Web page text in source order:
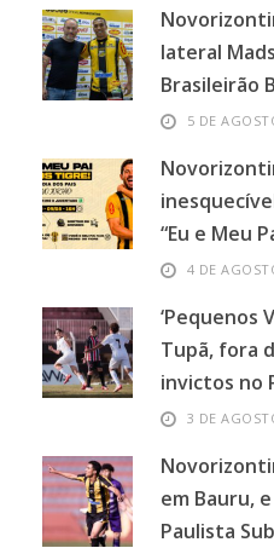
lateral
Brasileirão B
5 DE
“Eu e Meu
4 DE
‘Pequenos
Tupã, fora
invictos no
3 DE
em Bauru,
Paulista